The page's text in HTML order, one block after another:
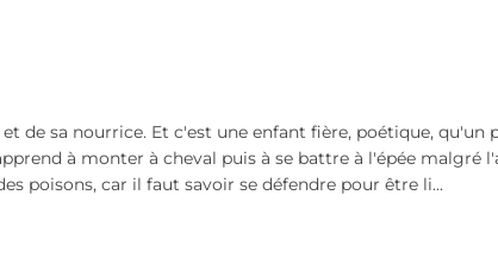
de sa nourrice. Et c'est une enfant fière, poétique, qu'un
à monter à cheval puis à se battre à l'épée malgré
poisons, car il faut savoir se défendre pour être li...